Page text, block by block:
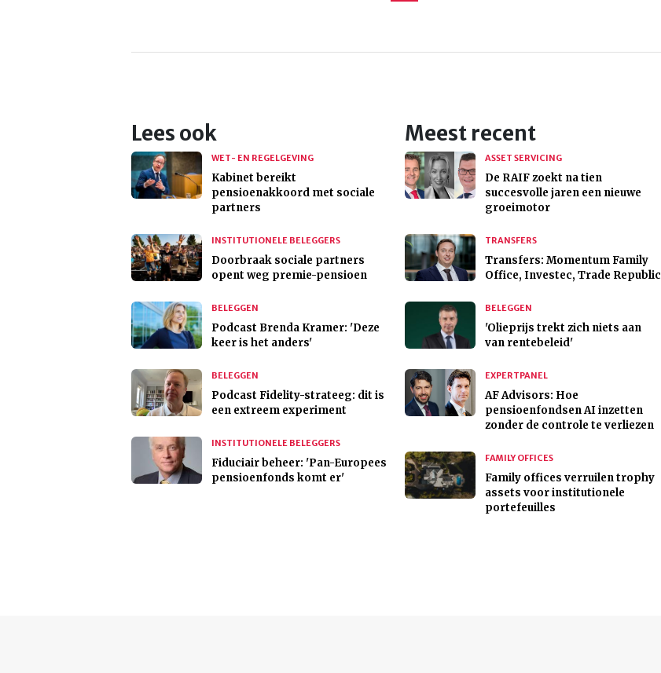
Lees ook
WET- EN REGELGEVING
Kabinet bereikt
pensioenakkoord met sociale
partners
INSTITUTIONELE BELEGGERS
Doorbraak sociale partners
opent weg premie-pensioen
BELEGGEN
Podcast Brenda Kramer: 'Deze
keer is het anders'
BELEGGEN
Podcast Fidelity-strateeg: dit is
een extreem experiment
INSTITUTIONELE BELEGGERS
Fiduciair beheer: 'Pan-Europees
pensioenfonds komt er'
Meest recent
ASSET SERVICING
De RAIF zoekt na tien
succesvolle jaren een nieuwe
groeimotor
TRANSFERS
Transfers: Momentum Family
Office, Investec, Trade Republic
BELEGGEN
'Olieprijs trekt zich niets aan
van rentebeleid'
EXPERTPANEL
AF Advisors: Hoe
pensioenfondsen AI inzetten
zonder de controle te verliezen
FAMILY OFFICES
Family offices verruilen trophy
assets voor institutionele
portefeuilles